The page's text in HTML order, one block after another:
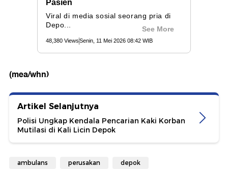
(mea/whn)
Artikel Selanjutnya
Polisi Ungkap Kendala Pencarian Kaki Korban
Mutilasi di Kali Licin Depok
ambulans perusakan depok